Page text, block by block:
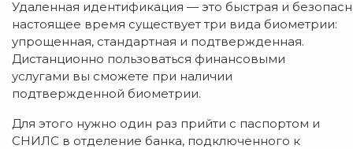
Удаленная идентификация — это быстрая и
настоящее время существует три вида биометрии:
упрощенная, стандартная и подтвержденная.
Дистанционно пользоваться финансовыми
услугами вы сможете при наличии
подтвержденной биометрии.
Для этого нужно один раз прийти с паспортом и
СНИЛС в отделение банка, подключенного к